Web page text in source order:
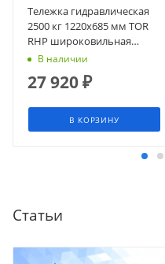
Тележка гидравлическая
2500 кг 1220х685 мм TOR
RHP широковильная
(полиуретановые колеса)
В наличии
27 920₽
В КОРЗИНУ
Статьи